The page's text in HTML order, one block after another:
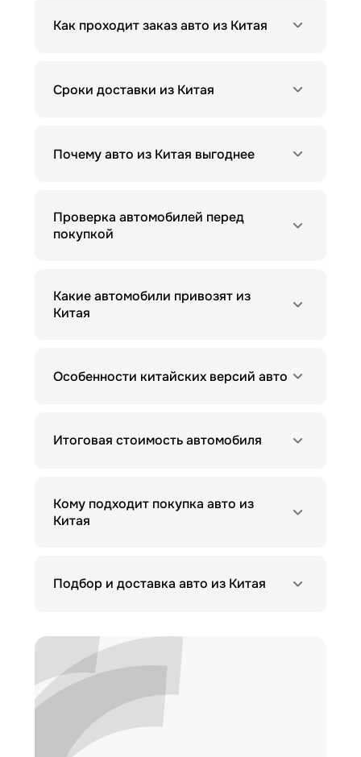
Как проходит заказ авто из Китая
Сроки доставки из Китая
Почему авто из Китая выгоднее
Проверка автомобилей перед
покупкой
Какие автомобили привозят из
Китая
Особенности китайских версий авто
Итоговая стоимость автомобиля
Кому подходит покупка авто из
Китая
Подбор и доставка авто из Китая